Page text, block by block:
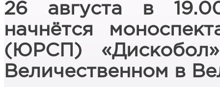
26 августа в
начнётся
(ЮРСП)
Величественном в